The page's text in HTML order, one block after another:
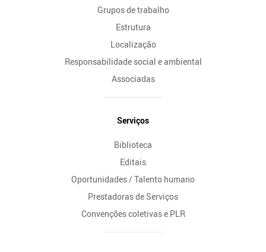
Grupos de trabalho
Estrutura
Localização
Responsabilidade social e ambiental
Associadas
Serviços
Biblioteca
Editais
Oportunidades / Talento humano
Prestadoras de Serviços
Convenções coletivas e PLR